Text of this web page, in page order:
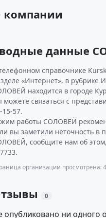
компании
данные
справочнике
«Интернет», в рубрике
находится в городе
можете связаться с
15-57.
работы СОЛОВЕЙ
вы заметили неточность в
сообщите нам об
организации просмотрена:
0
опубликовано ни одного